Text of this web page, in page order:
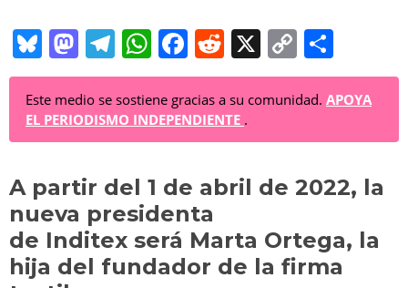
Bl
u
e
sk
y
M
a
st
o
d
o
n
T
el
e
gr
a
m
W
h
at
s
A
p
p
F
a
c
e
b
o
o
k
R
e
d
di
t
X
C
o
p
y
Li
n
k
o
m
p
ar
tir
Este medio se sostiene gracias a su comunidad. APOYA
EL PERIODISMO INDEPENDIENTE .
A partir del 1 de abril de 2022, la
nueva presidenta
de Inditex será Marta Ortega, la
hija del fundador de la firma